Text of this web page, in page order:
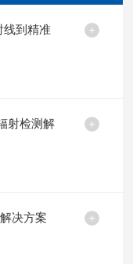
线到精准
射检测解
决方案